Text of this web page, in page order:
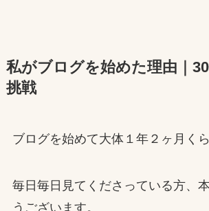
私がブログを始めた理由｜
挑戦
ブログを始めて大体１年２ヶ月く
毎日毎日見てくださっている方、
うございます。